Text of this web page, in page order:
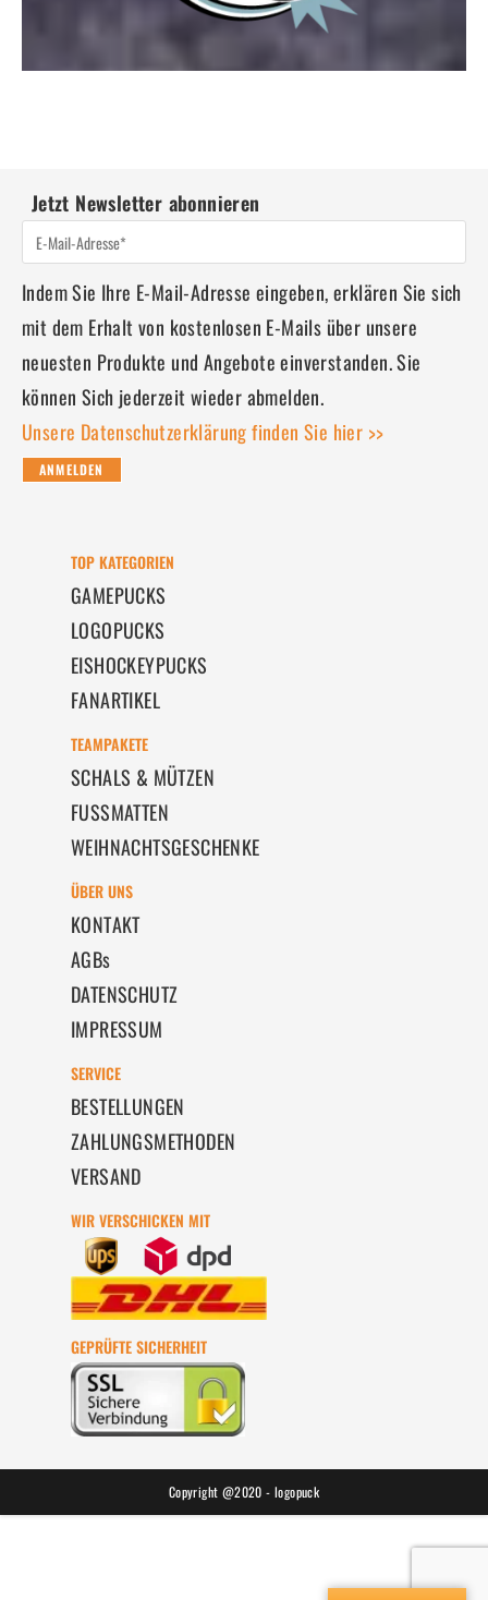
Jetzt Newsletter abonnieren
Indem Sie Ihre E-Mail-Adresse eingeben, erklären Sie sich
mit dem Erhalt von kostenlosen E-Mails über unsere
neuesten Produkte und Angebote einverstanden. Sie
können Sich jederzeit wieder abmelden.
Unsere Datenschutzerklärung finden Sie hier >>
ANMELDEN
TOP KATEGORIEN
GAMEPUCKS
LOGOPUCKS
EISHOCKEYPUCKS
FANARTIKEL
TEAMPAKETE
SCHALS & MÜTZEN
FUSSMATTEN
WEIHNACHTSGESCHENKE
ÜBER UNS
KONTAKT
AGBs
DATENSCHUTZ
IMPRESSUM
SERVICE
BESTELLUNGEN
ZAHLUNGSMETHODEN
VERSAND
WIR VERSCHICKEN MIT
GEPRÜFTE SICHERHEIT
Copyright @2020 - logopuck